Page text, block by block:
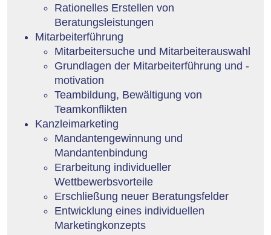
Rationelles Erstellen von
Beratungsleistungen
Mitarbeiterführung
Mitarbeitersuche und Mitarbeiterauswahl
Grundlagen der Mitarbeiterführung und -
motivation
Teambildung, Bewältigung von
Teamkonflikten
Kanzleimarketing
Mandantengewinnung und
Mandantenbindung
Erarbeitung individueller
Wettbewerbsvorteile
Erschließung neuer Beratungsfelder
Entwicklung eines individuellen
Marketingkonzepts